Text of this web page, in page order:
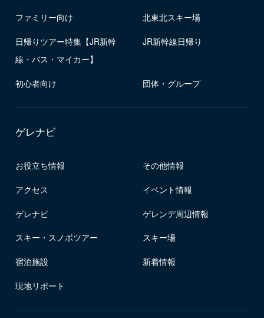
ファミリー向け 北東北スキー場
日帰りツアー特集【JR新幹
線・バス・マイカー】
JR新幹線日帰り
初心者向け 団体・グループ
ゲレナビ
お役立ち情報 その他情報
アクセス イベント情報
ゲレナビ ゲレンデ周辺情報
スキー・スノボツアー スキー場
宿泊施設 新着情報
現地リポート